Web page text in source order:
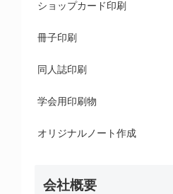
ショップカード印刷
冊子印刷
同人誌印刷
学会用印刷物
オリジナルノート作成
会社概要